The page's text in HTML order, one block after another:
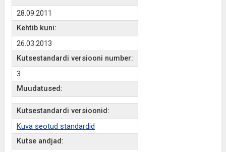
28.09.2011
Kehtib kuni:
26.03.2013
Kutsestandardi versiooni number:
3
Muudatused:
Kutsestandardi versioonid:
Kuva seotud standardid
Kutse andjad: